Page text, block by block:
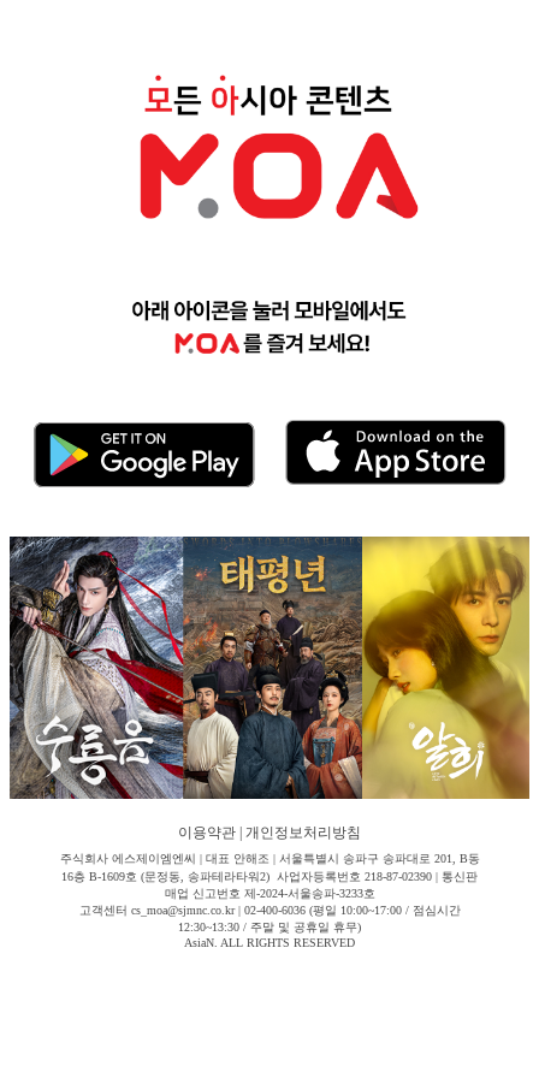
이용약관 개인정보처리방침
주식회사 에스제이엠엔씨 | 대표 안해조 | 서울특별시 송파구 송파대로 201, B동
16층 B-1609호 (문정동, 송파테라타워2) 사업자등록번호 218-87-02390 | 통신판
매업 신고번호 제-2024-서울송파-3233호
고객센터 cs_moa@sjmnc.co.kr | 02-400-6036 (평일 10:00~17:00 / 점심시간
12:30~13:30 / 주말 및 공휴일 휴무)
AsiaN. ALL RIGHTS RESERVED